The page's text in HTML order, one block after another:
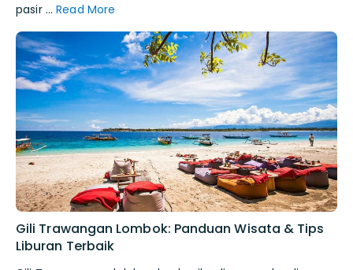
pasir …Read More
Gili Trawangan Lombok: Panduan Wisata & Tips
Liburan Terbaik